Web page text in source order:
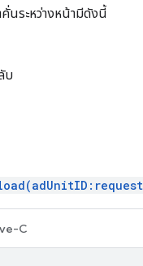
นระหว่างหน้ามีดังนี้
บ
C